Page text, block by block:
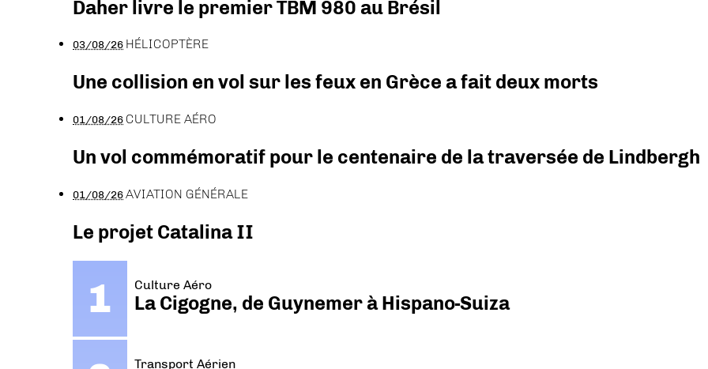
Daher livre le premier TBM 980 au Brésil
03/08/26 HÉLICOPTÈRE
Une collision en vol sur les feux en Grèce a fait deux morts
01/08/26 CULTURE AÉRO
Un vol commémoratif pour le centenaire de la traversée de Lindbergh
01/08/26AVIATION GÉNÉRALE
Le projet Catalina II
Culture Aéro
La Cigogne, de Guynemer à Hispano-Suiza
Transport Aérien